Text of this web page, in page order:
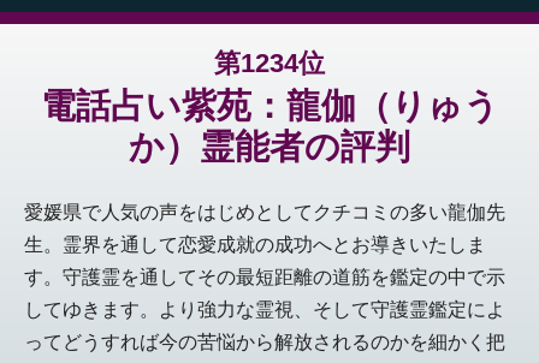
第1234位
電話占い紫苑：龍伽（りゅう
か）霊能者の評判
愛媛県で人気の声をはじめとしてクチコミの多い龍伽先
生。霊界を通して恋愛成就の成功へとお導きいたしま
す。守護霊を通してその最短距離の道筋を鑑定の中で示
してゆきます。より強力な霊視、そして守護霊鑑定によ
ってどうすれば今の苦悩から解放されるのかを細かく把